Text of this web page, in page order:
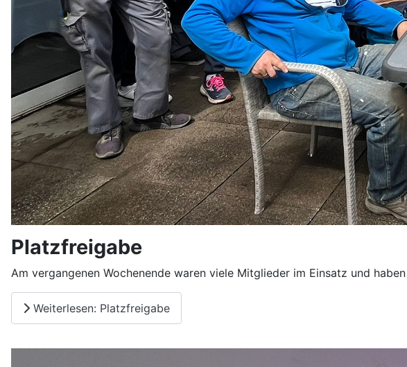
Platzfreigabe
Am vergangenen Wochenende waren viele Mitglieder im Einsatz und
Weiterlesen: Platzfreigabe